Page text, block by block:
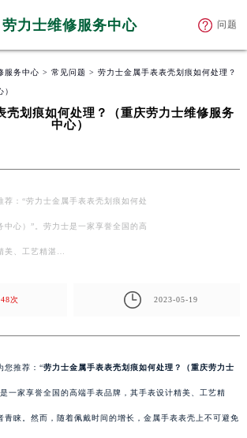
劳力士维修服务中心 问题
服务中心 > 常见问题 > 劳力士金属手表表壳划痕如何处理？
壳划痕如何处理？（重庆劳力士维修服务
中心）
荐：“劳力士金属手表表壳划痕如何处
中心）”。劳力士是一家享誉全国的高
美、工艺精湛…
次 2023-05-19
您推荐：“劳力士金属手表表壳划痕如何处理？（重庆劳力士
一家享誉全国的高端手表品牌，其手表设计精美、工艺精
青睐。然而，随着佩戴时间的增长，金属手表表壳上不可避免